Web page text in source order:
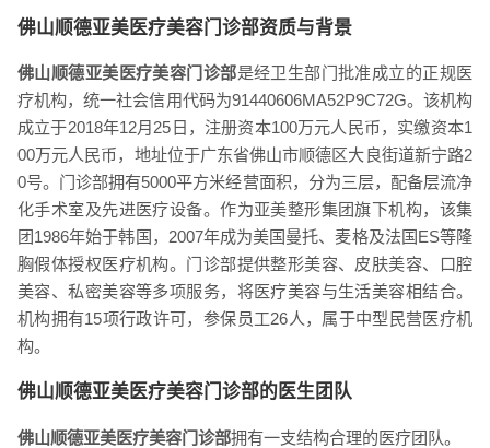
佛山顺德亚美医疗美容门诊部资质与背景
佛山顺德亚美医疗美容门诊部是经卫生部门批准成立的正规医
疗机构，统一社会信用代码为91440606MA52P9C72G。该机构
成立于2018年12月25日，注册资本100万元人民币，实缴资本1
00万元人民币，地址位于广东省佛山市顺德区大良街道新宁路2
0号。门诊部拥有5000平方米经营面积，分为三层，配备层流净
化手术室及先进医疗设备。作为亚美整形集团旗下机构，该集
团1986年始于韩国，2007年成为美国曼托、麦格及法国ES等隆
胸假体授权医疗机构。门诊部提供整形美容、皮肤美容、口腔
美容、私密美容等多项服务，将医疗美容与生活美容相结合。
机构拥有15项行政许可，参保员工26人，属于中型民营医疗机
构。
佛山顺德亚美医疗美容门诊部的医生团队
佛山顺德亚美医疗美容门诊部拥有一支结构合理的医疗团队。